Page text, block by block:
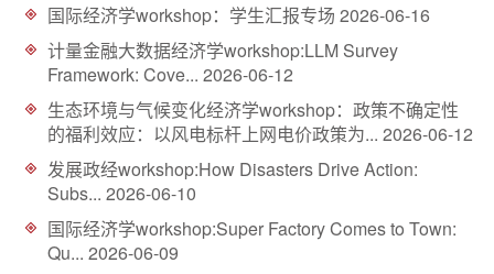
国际经济学workshop：学生汇报专场 2026-06-16
计量金融大数据经济学workshop:LLM Survey
Framework: Cove... 2026-06-12
生态环境与气候变化经济学workshop：政策不确定性
的福利效应：以风电标杆上网电价政策为... 2026-06-12
发展政经workshop:How Disasters Drive Action:
Subs... 2026-06-10
国际经济学workshop:Super Factory Comes to Town:
Qu... 2026-06-09